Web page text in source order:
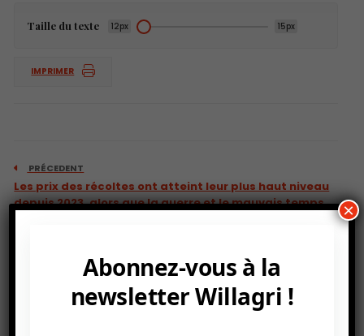
Taille du texte 12px 15px
IMPRIMER
PRÉCEDENT
Les prix des récoltes ont atteint leur plus haut niveau
depuis 2023, alors que la guerre et le mauvais temps
Abonnez-vous à la
newsletter Willagri !
×